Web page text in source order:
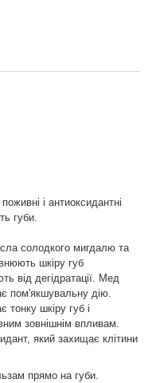
і антиоксидантні
губи.
солодкого мигдалю та
шкіру губ
від дегідратації. Мед
пом'якшувальну дію.
тонку шкіру губ і
зовнішнім впливам.
який захищає клітини
прямо на губи.